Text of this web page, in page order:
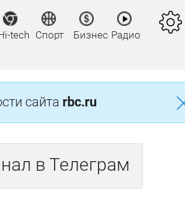
Спорт Бизнес Радио
сайта rbc.ru
в Телеграм